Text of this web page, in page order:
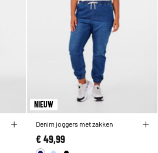
NIEUW
Denim joggers met zakken
€ 49,99